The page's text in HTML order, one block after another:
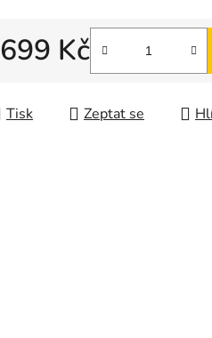
699 Kč
Tisk Zeptat se